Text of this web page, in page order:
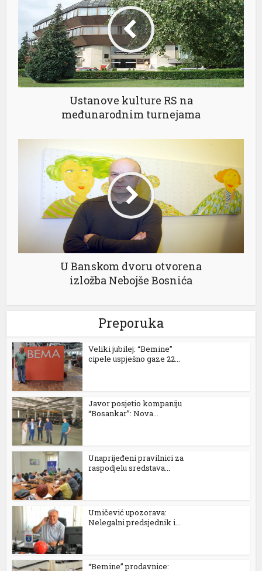
Ustanove kulture RS na
međunarodnim turnejama
U Banskom dvoru otvorena
izložba Nebojše Bosnića
Preporuka
Veliki jubilej: “Bemine”
cipele uspješno gaze 22...
Javor posjetio kompaniju
“Bosankar”: Nova...
Unaprijeđeni pravilnici za
raspodjelu sredstava...
Umičević upozorava:
Nelegalni predsjednik i...
“Bemine” prodavnice: